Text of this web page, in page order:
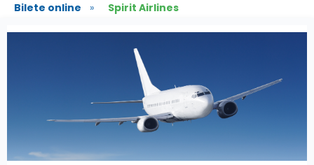
Bilete online » Spirit Airlines